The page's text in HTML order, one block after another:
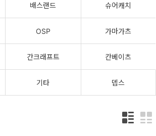
배스랜드 슈어캐치
OSP 가마가츠
간크래프트 칸베이츠
기타 뎁스